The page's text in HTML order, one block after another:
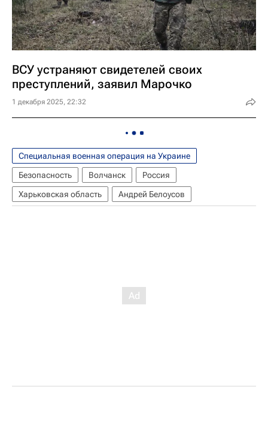
ВСУ устраняют свидетелей своих
преступлений, заявил Марочко
1 декабря 2025, 22:32
Специальная военная операция на Украине
Безопасность
Волчанск
Россия
Харьковская область
Андрей Белоусов